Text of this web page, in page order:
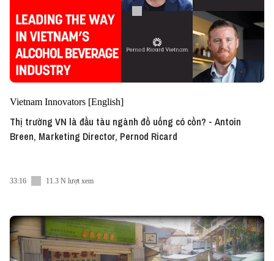
Vietnam Innovators [English]
Thị trường VN là đầu tàu ngành đồ uống có cồn? - Antoin
Breen, Marketing Director, Pernod Ricard
33:16 11.3 N lượt xem